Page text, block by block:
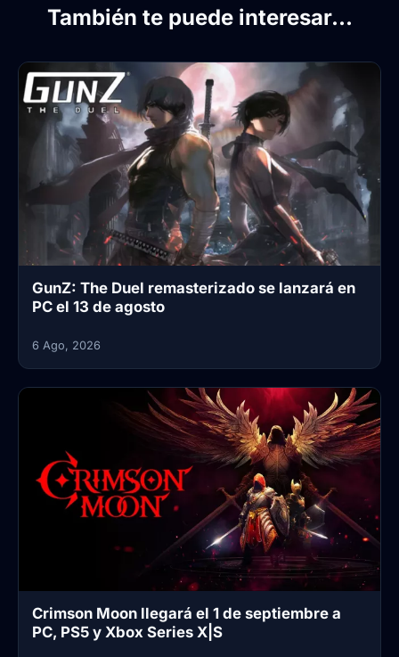
También te puede interesar...
GunZ: The Duel remasterizado se lanzará en
PC el 13 de agosto
6 Ago, 2026
Crimson Moon llegará el 1 de septiembre a
PC, PS5 y Xbox Series X|S